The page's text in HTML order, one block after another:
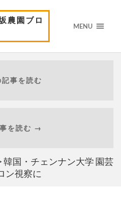
農園ブロ
MENU
事を読む
を読む →
韓国・チェンナン大学 園芸
ン視察に